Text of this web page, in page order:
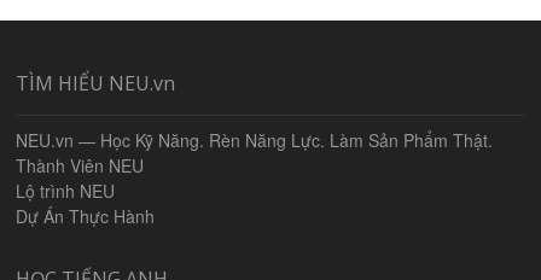
TÌM HIỂU NEU.vn
NEU.vn — Học Kỹ Năng. Rèn Năng Lực. Làm Sản Phẩm Thật.
Thành Viên NEU
Lộ trình NEU
Dự Án Thực Hành